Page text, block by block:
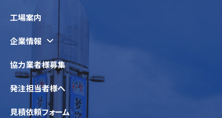
工場案内
企業情報
協力業者様募集
発注担当者様へ
見積依頼フォーム